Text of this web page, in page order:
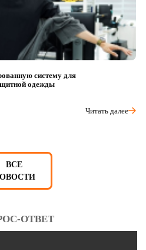
систему для
одежды
Читать далее
ВСЕ
ОТВЕТ